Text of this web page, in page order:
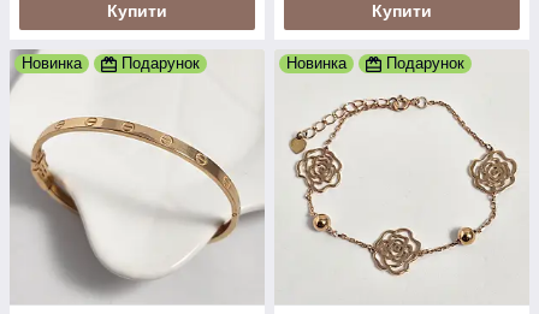
Купити Купити
Новинка Подарунок Новинка Подарунок